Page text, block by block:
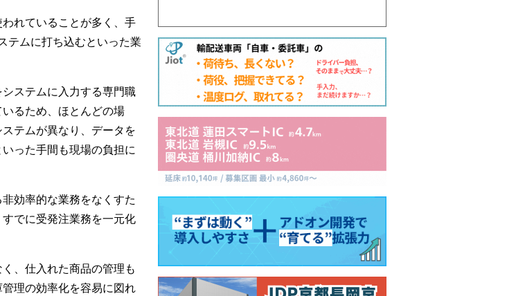
れていることが多く、手
テムに打ち込むといった業
ステムに入力する専門職
るため、ほとんどの場
テムが異なり、データを
った手間も現場の負担に
効率的な業務をなくすた
でに受発注業務を一元化
、仕入れた商品の管理も
理の効率化を容易に図れ